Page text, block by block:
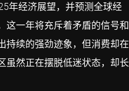
年经济展望，并预测全球经
这一年将充斥着矛盾的信号和
持续的强劲迹象，但消费却在
虽然正在摆脱低迷状态，却长